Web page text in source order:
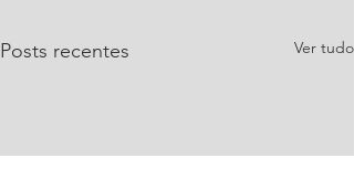
Posts recentes Ver tudo